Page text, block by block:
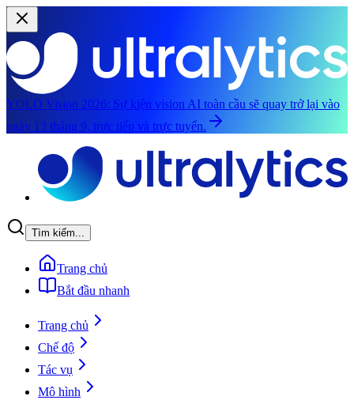
YOLO Vision 2026: Sự kiện vision AI toàn cầu sẽ quay trở lại vào
ngày 13 tháng 9, trực tiếp và trực tuyến.
Tìm kiếm...
Trang chủ
Bắt đầu nhanh
Trang chủ
Chế độ
Tác vụ
Mô hình